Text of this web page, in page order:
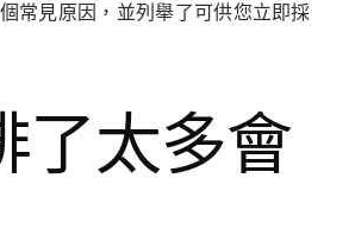
常見原因，並列舉了可供您立即採
了太多會